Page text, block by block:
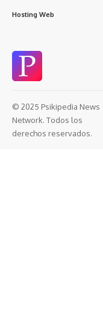
Hosting Web
© 2025 Psikipedia News
Network. Todos los
derechos reservados.